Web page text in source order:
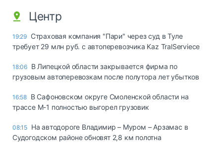
Центр
19:29 Страховая компания "Пари" через суд в Туле
требует 29 млн руб. с автоперевозчика Kaz TralServiece
18:06 В Липецкой области закрывается фирма по
грузовым автоперевозкам после полутора лет убытков
16:58 В Сафоновском округе Смоленской области на
трассе М-1 полностью выгорел грузовик
08:15 На автодороге Владимир – Муром – Арзамас в
Судогодском районе обновят 2,8 км полотна